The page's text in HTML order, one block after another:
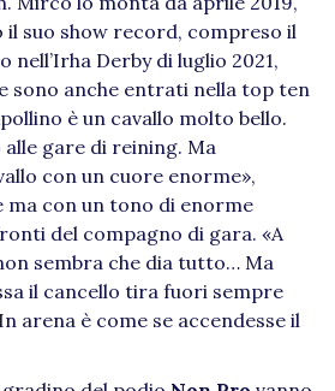
il suo show record, compreso il
nell’Irha Derby di luglio 2021,
sono anche entrati nella top ten
è un cavallo molto bello.
gare di reining. Ma
con un cuore enorme»,
ma con un tono di enorme
del compagno di gara. «A
sembra che dia tutto… Ma
il cancello tira fuori sempre
arena è come se accendesse il